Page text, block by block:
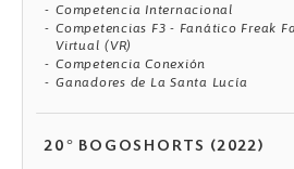
Competencia Internacional
Competencias F3 - Fanático Freak
Virtual (VR)
Competencia Conexión
Ganadores de La Santa Lucía
20° BOGOSHORTS (2022)